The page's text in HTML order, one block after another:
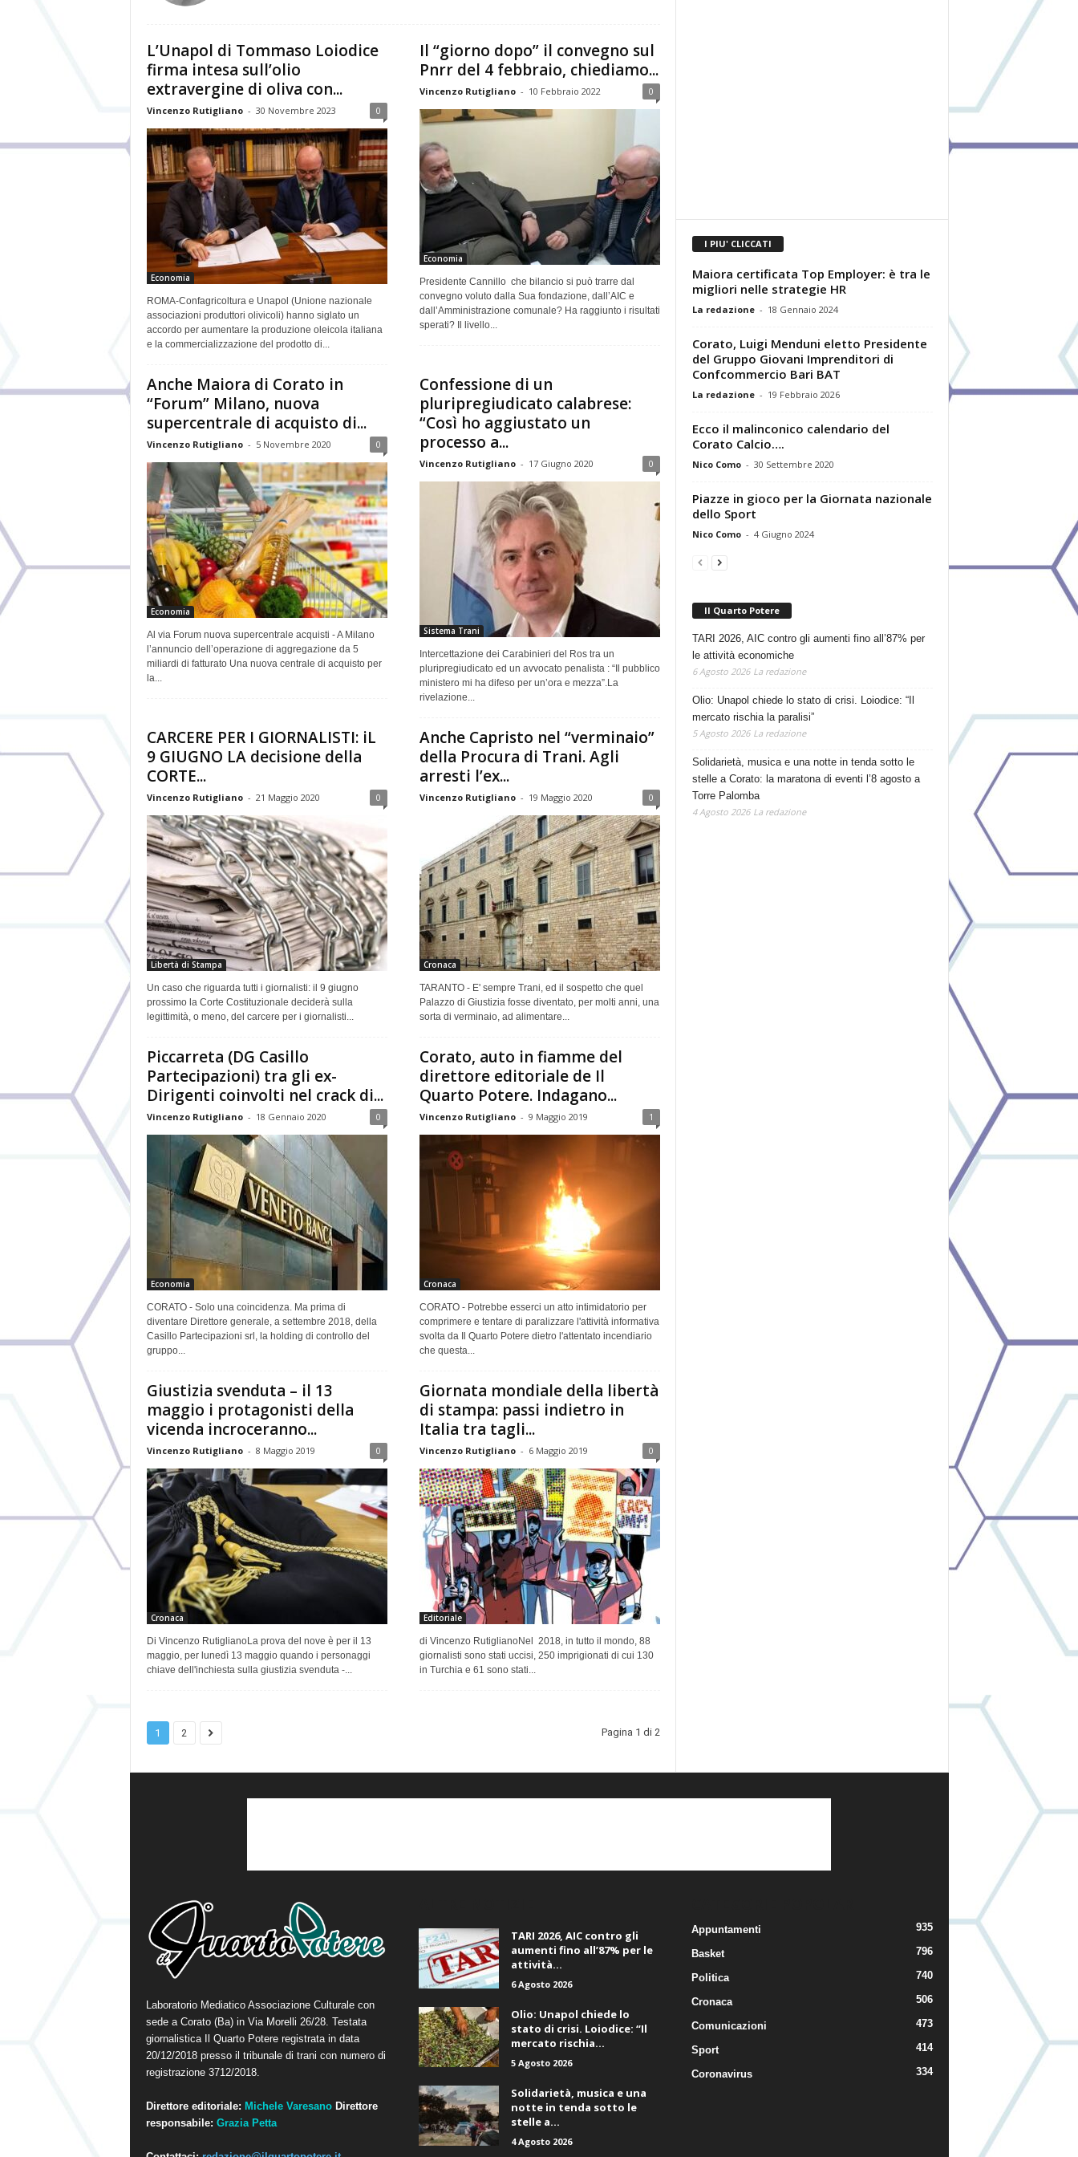
L’Unapol di Tommaso Loiodice
firma intesa sull’olio
extravergine di oliva con...
Vincenzo Rutigliano - 30 Novembre 2023 0
Economia
ROMA-Confagricoltura e Unapol (Unione nazionale
associazioni produttori olivicoli) hanno siglato un
accordo per aumentare la produzione oleicola italiana
e la commercializzazione del prodotto di...
Il “giorno dopo” il convegno sul
Pnrr del 4 febbraio, chiediamo...
Vincenzo Rutigliano - 10 Febbraio 2022 0
Economia
Presidente Cannillo che bilancio si può trarre dal
convegno voluto dalla Sua fondazione, dall’AIC e
dall’Amministrazione comunale? Ha raggiunto i risultati
sperati? Il livello...
Anche Maiora di Corato in
“Forum” Milano, nuova
supercentrale di acquisto di...
Vincenzo Rutigliano - 5 Novembre 2020 0
Economia
Al via Forum nuova supercentrale acquisti - A Milano
l’annuncio dell’operazione di aggregazione da 5
miliardi di fatturato Una nuova centrale di acquisto per
la...
Confessione di un
pluripregiudicato calabrese:
“Così ho aggiustato un
processo a...
Vincenzo Rutigliano - 17 Giugno 2020 0
Sistema Trani
Intercettazione dei Carabinieri del Ros tra un
pluripregiudicato ed un avvocato penalista : “Il pubblico
ministero mi ha difeso per un’ora e mezza”.La
rivelazione...
CARCERE PER I GIORNALISTI: iL
9 GIUGNO LA decisione della
CORTE...
Vincenzo Rutigliano - 21 Maggio 2020 0
Libertà di Stampa
Un caso che riguarda tutti i giornalisti: il 9 giugno
prossimo la Corte Costituzionale deciderà sulla
legittimità, o meno, del carcere per i giornalisti...
Anche Capristo nel “verminaio”
della Procura di Trani. Agli
arresti l’ex...
Vincenzo Rutigliano - 19 Maggio 2020 0
Cronaca
TARANTO - E' sempre Trani, ed il sospetto che quel
Palazzo di Giustizia fosse diventato, per molti anni, una
sorta di verminaio, ad alimentare...
Piccarreta (DG Casillo
Partecipazioni) tra gli ex-
Dirigenti coinvolti nel crack di...
Vincenzo Rutigliano - 18 Gennaio 2020 0
Economia
CORATO - Solo una coincidenza. Ma prima di
diventare Direttore generale, a settembre 2018, della
Casillo Partecipazioni srl, la holding di controllo del
gruppo...
Corato, auto in fiamme del
direttore editoriale de Il
Quarto Potere. Indagano...
Vincenzo Rutigliano - 9 Maggio 2019 1
Cronaca
CORATO - Potrebbe esserci un atto intimidatorio per
comprimere e tentare di paralizzare l'attività informativa
svolta da Il Quarto Potere dietro l'attentato incendiario
che questa...
Giustizia svenduta – il 13
maggio i protagonisti della
vicenda incroceranno...
Vincenzo Rutigliano - 8 Maggio 2019 0
Cronaca
Di Vincenzo RutiglianoLa prova del nove è per il 13
maggio, per lunedì 13 maggio quando i personaggi
chiave dell'inchiesta sulla giustizia svenduta -...
Giornata mondiale della libertà
di stampa: passi indietro in
Italia tra tagli...
Vincenzo Rutigliano - 6 Maggio 2019 0
Editoriale
di Vincenzo RutiglianoNel 2018, in tutto il mondo, 88
giornalisti sono stati uccisi, 250 imprigionati di cui 130
in Turchia e 61 sono stati...
1 2 Pagina 1 di 2
I PIU' CLICCATI
Maiora certificata Top Employer: è tra le
migliori nelle strategie HR
La redazione - 18 Gennaio 2024
Corato, Luigi Menduni eletto Presidente
del Gruppo Giovani Imprenditori di
Confcommercio Bari BAT
La redazione - 19 Febbraio 2026
Ecco il malinconico calendario del
Corato Calcio….
Nico Como - 30 Settembre 2020
Piazze in gioco per la Giornata nazionale
dello Sport
Nico Como - 4 Giugno 2024
Il Quarto Potere
TARI 2026, AIC contro gli aumenti fino all’87% per
le attività economiche
6 Agosto 2026 La redazione
Olio: Unapol chiede lo stato di crisi. Loiodice: “Il
mercato rischia la paralisi”
5 Agosto 2026 La redazione
Solidarietà, musica e una notte in tenda sotto le
stelle a Corato: la maratona di eventi l’8 agosto a
Torre Palomba
4 Agosto 2026 La redazione
Laboratorio Mediatico Associazione Culturale con
sede a Corato (Ba) in Via Morelli 26/28. Testata
giornalistica Il Quarto Potere registrata in data
20/12/2018 presso il tribunale di trani con numero di
registrazione 3712/2018.
Direttore editoriale: Michele Varesano Direttore
responsabile: Grazia Petta
TARI 2026, AIC contro gli
aumenti fino all’87% per le
attività...
6 Agosto 2026
Olio: Unapol chiede lo
stato di crisi. Loiodice: “Il
mercato rischia...
5 Agosto 2026
Solidarietà, musica e una
notte in tenda sotto le
stelle a...
4 Agosto 2026
Appuntamenti 935
Basket 796
Politica 740
Cronaca 506
Comunicazioni 473
Sport 414
Coronavirus 334